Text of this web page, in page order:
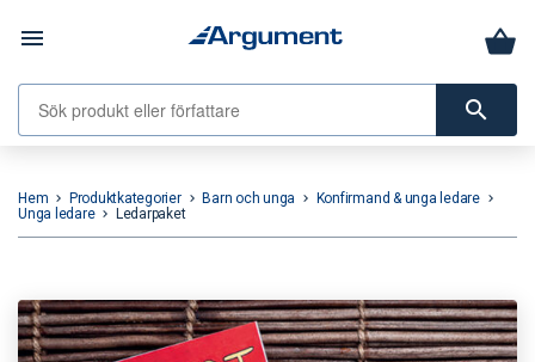
menu
search
Hem keyboard_arrow_right Produktkategorier keyboard_arrow_right Barn och unga keyboard_arrow_right Konfirmand & unga ledare keyboard_arrow_right
Unga ledare keyboard_arrow_right Ledarpaket